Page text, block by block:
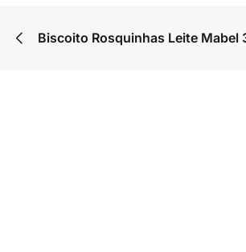
Biscoito Rosquinhas Leite Mabel